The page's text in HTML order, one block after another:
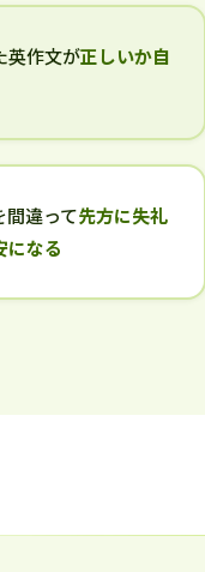
英作文が正しいか自
間違って先方に失礼
になる